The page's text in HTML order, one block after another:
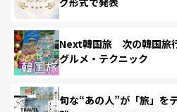
Next韓国旅 次の韓国旅
グルメ・テクニック
旬な“あの人”が「旅」を